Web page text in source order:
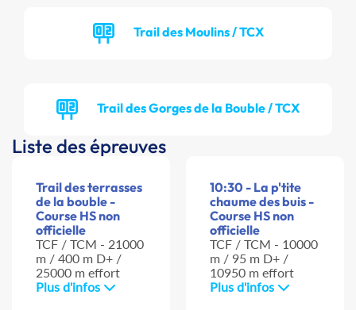
Trail des Moulins / TCX
Trail des Gorges de la Bouble / TCX
Liste des épreuves
Trail des terrasses
de la bouble -
Course HS non
officielle
TCF / TCM - 21000
m / 400 m D+ /
25000 m effort
Plus d'infos
10:30 - La p'tite
chaume des buis -
Course HS non
officielle
TCF / TCM - 10000
m / 95 m D+ /
10950 m effort
Plus d'infos